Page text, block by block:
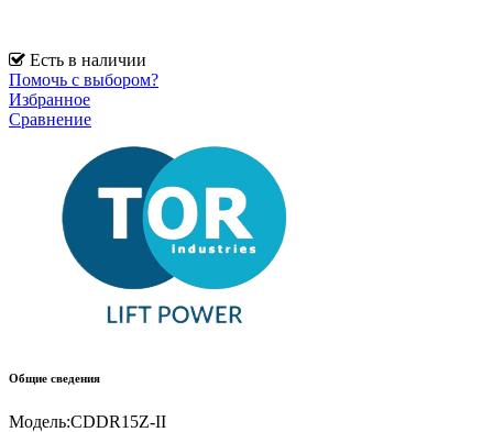
Есть в наличии
Помочь с выбором?
Избранное
Сравнение
Общие сведения
Модель:CDDR15Z-II